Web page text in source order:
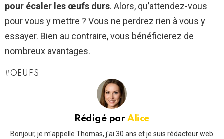
pour écaler les œufs durs. Alors, qu’attendez-vous
pour vous y mettre ? Vous ne perdrez rien à vous y
essayer. Bien au contraire, vous bénéficierez de
nombreux avantages.
OEUFS
Rédigé parAlice
Bonjour, je m'appelle Thomas, j'ai 30 ans et je suis rédacteur web